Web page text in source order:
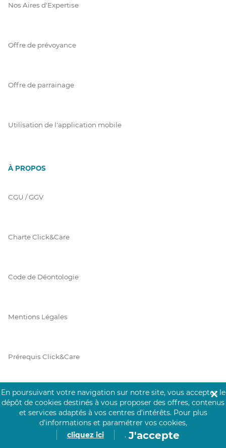
Nos Aires d'Expertise
Offre de prévoyance
Offre de parrainage
Utilisation de l'application mobile
À PROPOS
CGU / GGV
Charte Click&Care
Code de Déontologie
Mentions Légales
Prérequis Click&Care
Protection des Données
En poursuivant votre navigation sur notre site, vous acceptez le
dépôt de cookies destinés à vous proposer des offres, contenus
et services adaptés à vos centres d’intérêts. Pour plus
d’informations et paramétrer vos cookies,
cliquez ici
. J'accepte
✕